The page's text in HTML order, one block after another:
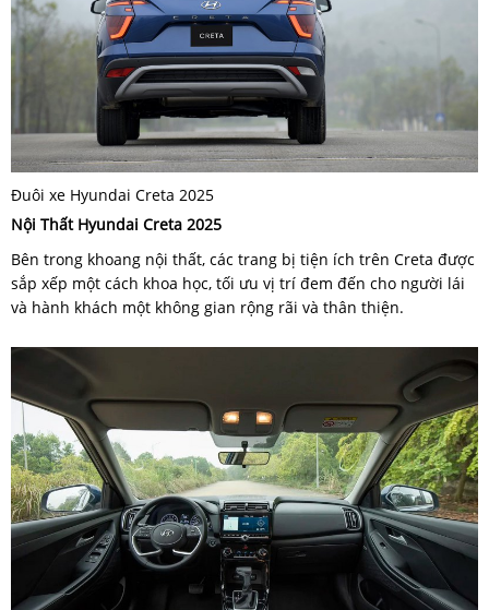
Đuôi xe Hyundai Creta 2025
Nội Thất Hyundai Creta 2025
Bên trong khoang nội thất, các trang bị tiện ích trên Creta được
sắp xếp một cách khoa học, tối ưu vị trí đem đến cho người lái
và hành khách một không gian rộng rãi và thân thiện.